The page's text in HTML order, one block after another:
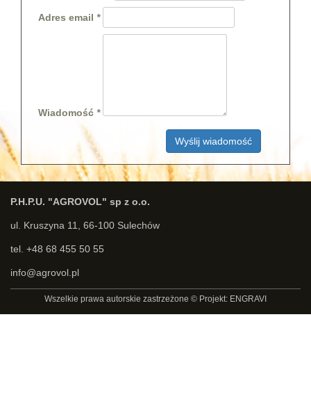
Adres email
Wiadomość
Wyślij wiadomość
P.H.P.U. "AGROVOL" sp z o.o.
ul. Kruszyna 11, 66-100 Sulechów
tel. +48 68 455 50 55
info@agrovol.pl
Wszelkie prawa autorskie zastrzeżone © Projekt: ENGRAVI